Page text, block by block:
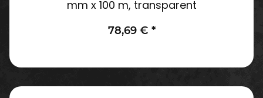
mm x 100 m, transparent
78,69 € *